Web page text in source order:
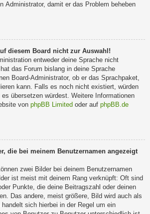
Administrator, damit er das Problem beheben
diesem Board nicht zur Auswahl!
entweder deine Sprache nicht
das Forum bislang in deine Sprache
Board-Administrator, ob er das Sprachpaket,
kann. Falls es noch nicht existiert, würden
übersetzen würdest. Weitere Informationen
von phpBB Limited oder auf phpBB.de
die bei meinem Benutzernamen angezeigt
zwei Bilder bei deinem Benutzernamen
ist meist mit deinem Rang verknüpft: Oft sind
Punkte, die deine Beitragszahl oder deinen
Das andere, meist größere, Bild wird auch als
handelt sich hierbei in der Regel um ein